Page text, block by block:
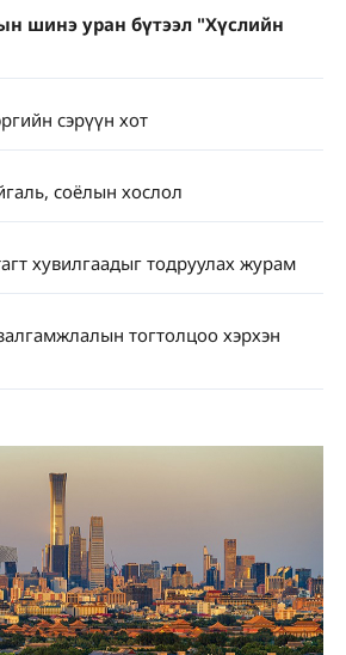
шинэ уран бүтээл "Хүслийн
сэрүүн хот
соёлын хослол
хувилгаадыг тодруулах журам
тогтолцоо хэрхэн